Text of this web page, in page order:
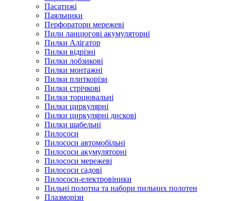
Пасатижі
Паяльники
Перфоратори мережеві
Пили ланцюгові акумуляторні
Пилки Алігатор
Пилки відрізні
Пилки лобзикові
Пилки монтажні
Пилки плиткорізи
Пилки стрічкові
Пилки торцювальні
Пилки циркулярні
Пилки циркулярні дискові
Пилки шабельні
Пилососи
Пилососи автомобільні
Пилососи акумуляторні
Пилососи мережеві
Пилососи садові
Пилососи-електровіники
Пильні полотна та набори пильних полотен
Плазморізи